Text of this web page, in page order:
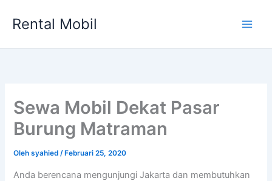
Rental Mobil
Sewa Mobil Dekat Pasar
Burung Matraman
Olehsyahied/ Februari 25, 2020
Anda berencana mengunjungi Jakarta dan membutuhkan